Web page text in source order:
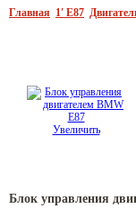
Главная 1′ E87
Увеличить
Блок управления